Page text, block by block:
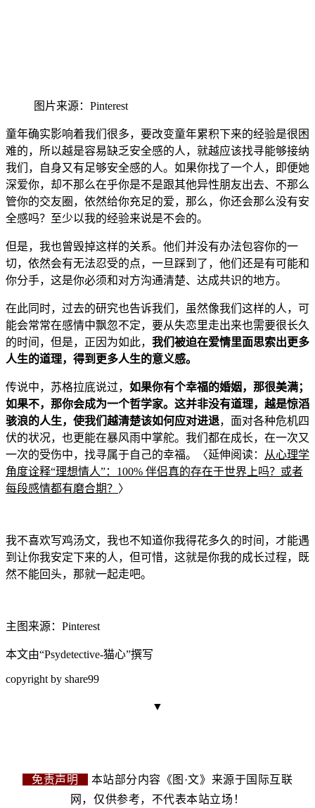
图片来源：Pinterest
童年确实影响着我们很多，要改变童年累积下来的经验是很困
难的， 所以越是容易缺乏安全感的人， 就越应该找寻能够接纳
我们，自身又有足够安全感的人。如果你找了一个人，即便她
深爱你，却不那么在乎你是不是跟其他异性朋友出去、不那么
管你的交友圈，依然给你充足的爱，那么，你还会那么没有安
全感吗？至少以我的经验来说是不会的。
但是，我也曾毁掉这样的关系。他们并没有办法包容你的一
切，依然会有无法忍受的点，一旦踩到了，他们还是有可能和
你分手，这是你必须和对方沟通清楚、达成共识的地方。
在此同时，过去的研究也告诉我们，虽然像我们这样的人，可
能会常常在感情中飘忽不定，要从失恋里走出来也需要很长久
的时间，但是，正因为如此， 我们被迫在爱情里面思索出更多
人生的道理，得到更多人生的意义感。
传说中，苏格拉底说过， 如果你有个幸福的婚姻，那很美满；
如果不，那你会成为一个哲学家。这并非没有道理，越是惊滔
骇浪的人生，使我们越清楚该如何应对进退，面对各种危机四
伏的状况，也更能在暴风雨中掌舵。我们都在成长，在一次又
一次的受伤中，找寻属于自己的幸福。〈延伸阅读：
从心理学
角度诠释“理想情人”：100% 伴侣真的存在于世界上吗？或者
每段感情都有磨合期？ 〉
我不喜欢写鸡汤文，我也不知道你我得花多久的时间，才能遇
到让你我安定下来的人，但可惜，这就是你我的成长过程，既
然不能回头，那就一起走吧。
主图来源：Pinterest
本文由“Psydetective-猫心”撰写
copyright by share99
▼
免责声明
本站部分内容《图·文》来源于国际互联
网，仅供参考，不代表本站立场！